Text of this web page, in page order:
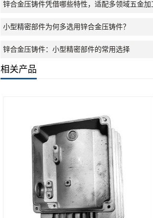
锌合金压铸件凭借哪些特性，适配多领域五金加
小型精密部件为何多选用锌合金压铸件？
锌合金压铸件：小型精密部件的常用选择
相关产品